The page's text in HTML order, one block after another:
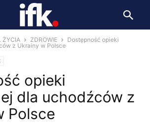
ŻYCIA ZDROWIE
Dostępność opieki
z Ukrainy w Polsce
opieki
dla uchodźców z
Polsce